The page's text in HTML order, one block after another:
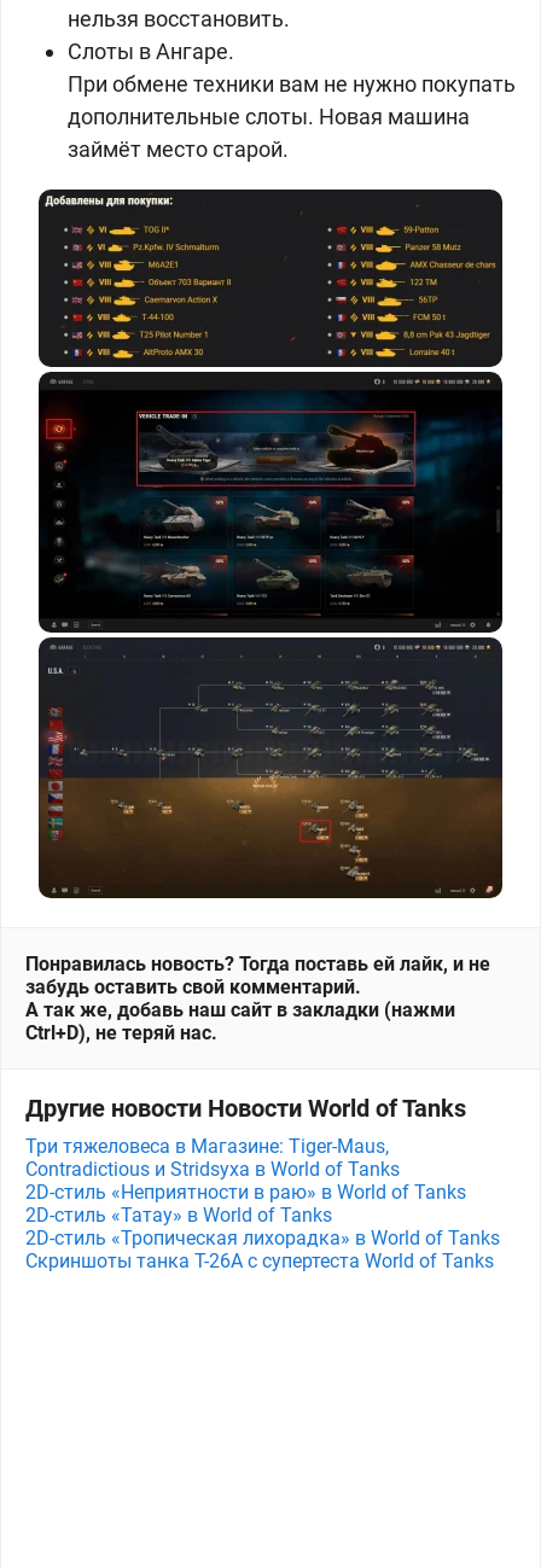
нельзя восстановить.
Слоты в Ангаре.
При обмене техники вам не нужно покупать
дополнительные слоты. Новая машина
займёт место старой.
Понравилась новость? Тогда поставь ей лайк, и не
забудь оставить свой комментарий.
А так же, добавь наш сайт в закладки (нажми
Ctrl+D), не теряй нас.
Другие новости Новости World of Tanks
Три тяжеловеса в Магазине: Tiger-Maus,
Contradictious и Stridsyxa в World of Tanks
2D-стиль «Неприятности в раю» в World of Tanks
2D-стиль «Татау» в World of Tanks
2D-стиль «Тропическая лихорадка» в World of Tanks
Скриншоты танка T-26A с супертеста World of Tanks